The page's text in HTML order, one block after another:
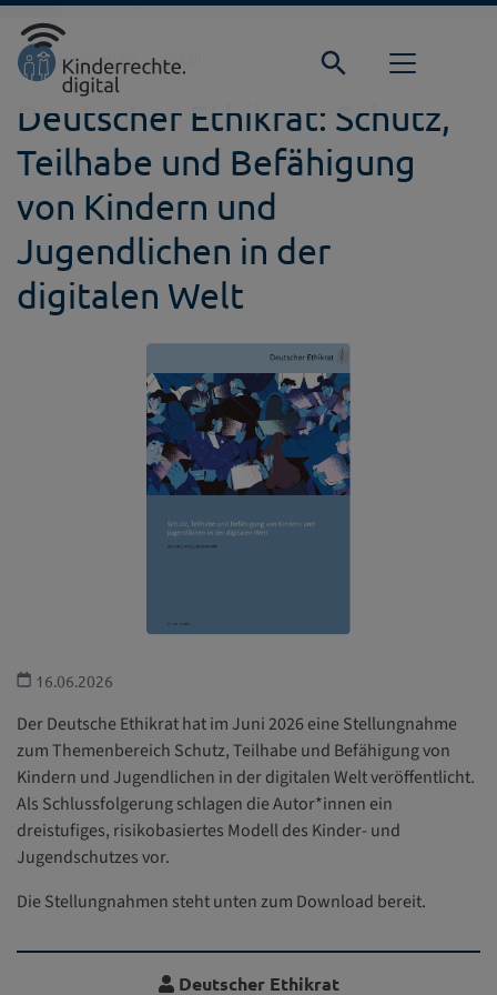
Direkt zur Hauptnavigation springen
Direkt zum Inhalt springen
StartseiteHintergrund Detail
Deutscher Ethikrat: Schutz,
Teilhabe und Befähigung
von Kindern und
Jugendlichen in der
digitalen Welt
16.06.2026
Der Deutsche Ethikrat hat im Juni 2026 eine Stellungnahme
zum Themenbereich Schutz, Teilhabe und Befähigung von
Kindern und Jugendlichen in der digitalen Welt veröffentlicht.
Als Schlussfolgerung schlagen die Autor*innen ein
dreistufiges, risikobasiertes Modell des Kinder- und
Jugendschutzes vor.
Die Stellungnahmen steht unten zum Download bereit.
Deutscher Ethikrat